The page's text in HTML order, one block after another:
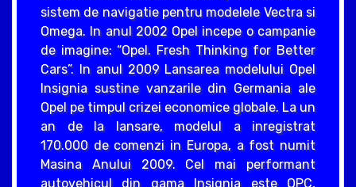
sistem de navigatie pentru modelele Vectra si
Omega. In anul 2002 Opel incepe o campanie
de imagine: “Opel. Fresh Thinking for Better
Cars”. In anul 2009 Lansarea modelului Opel
Insignia sustine vanzarile din Germania ale
Opel pe timpul crizei economice globale. La un
an de la lansare, modelul a inregistrat
170.000 de comenzi in Europa, a fost numit
Masina Anului 2009. Cel mai performant
autovehicul din gama Insignia este OPC,